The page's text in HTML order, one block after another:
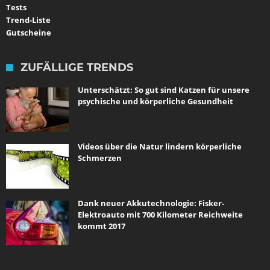
Tests
Trend-Liste
Gutscheine
ZUFÄLLIGE TRENDS
Unterschätzt: So gut sind Katzen für unsere
psychische und körperliche Gesundheit
Videos über die Natur lindern körperliche
Schmerzen
Dank neuer Akkutechnologie: Fisker-
Elektroauto mit 700 Kilometer Reichweite
kommt 2017